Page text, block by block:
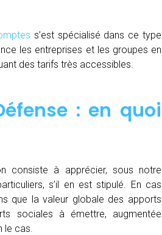
s’est spécialisé dans ce type
les entreprises et les groupes en
des tarifs très accessibles.
: en quoi
consiste à apprécier, sous notre
s’il en est stipulé. En cas
que la valeur globale des apports
sociales à émettre, augmentée
le cas.